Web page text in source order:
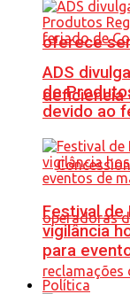
oferece
deficiência
ADS
de
devido ao
Festival de
vigilância
para
Política